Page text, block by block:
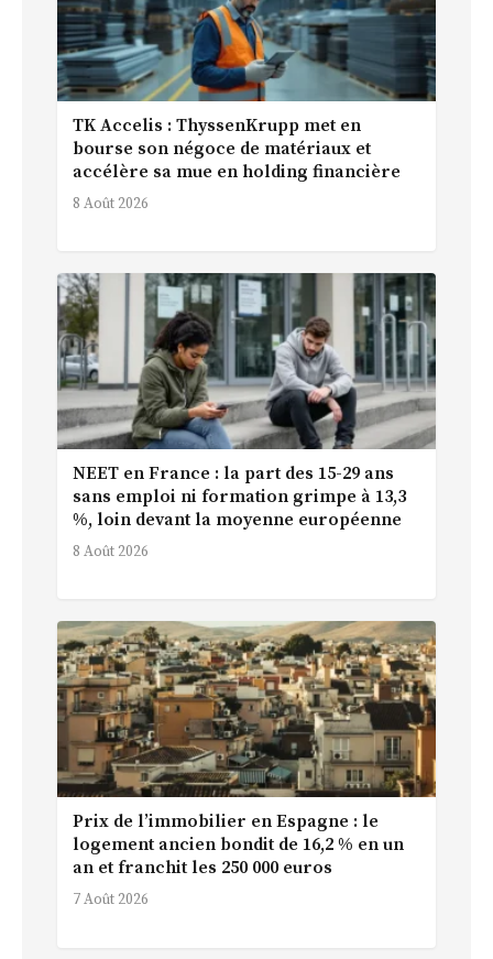
TK Accelis : ThyssenKrupp met en
bourse son négoce de matériaux et
accélère sa mue en holding financière
8 Août 2026
NEET en France : la part des 15-29 ans
sans emploi ni formation grimpe à 13,3
%, loin devant la moyenne européenne
8 Août 2026
Prix de l’immobilier en Espagne : le
logement ancien bondit de 16,2 % en un
an et franchit les 250 000 euros
7 Août 2026